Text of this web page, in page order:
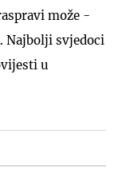
može -
Najbolji svjedoci
u